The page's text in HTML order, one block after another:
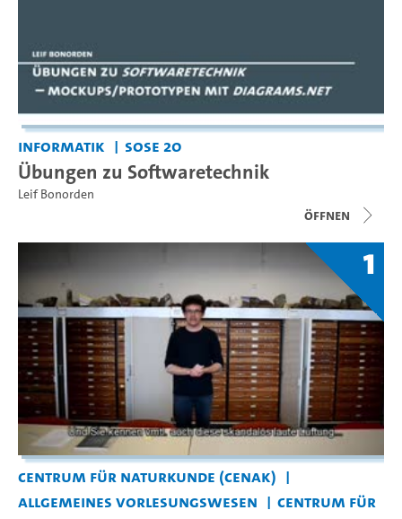
Informatik SoSe 20
Übungen zu Softwaretechnik
Leif Bonorden
Öffnen
1
Centrum für Naturkunde (CeNak)
Allgemeines Vorlesungswesen
Centrum für